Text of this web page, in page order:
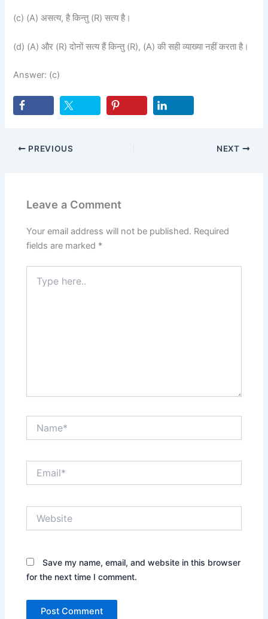
(c) (A) असत्य, है किन्तु (R) सत्य है।
(d) (A) और (R) दोनों सत्य हैं किन्तु (R), (A) की सही व्याख्या नहीं करता है।
Answer: (c)
PREVIOUS NEXT
Leave a Comment
Your email address will not be published. Required
fields are marked *
here..
Save my name, email, and website in this browser
for the next time I comment.